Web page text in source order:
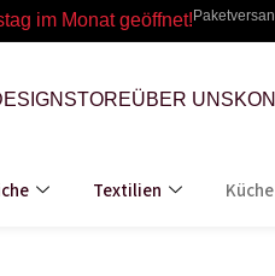
im Monat geöffnet!
STOREÜBER UNS
Textilien Küche